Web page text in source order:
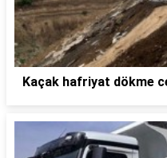
Kaçak hafriyat dökme